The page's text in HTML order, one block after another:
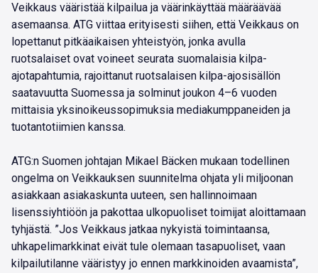
Veikkaus vääristää kilpailua ja väärinkäyttää määräävää
asemaansa. ATG viittaa erityisesti siihen, että Veikkaus on
lopettanut pitkäaikaisen yhteistyön, jonka avulla
ruotsalaiset ovat voineet seurata suomalaisia kilpa-
ajotapahtumia, rajoittanut ruotsalaisen kilpa-ajosisällön
saatavuutta Suomessa ja solminut joukon 4–6 vuoden
mittaisia yksinoikeussopimuksia mediakumppaneiden ja
tuotantotiimien kanssa.
ATG:n Suomen johtajan Mikael Bäcken mukaan todellinen
ongelma on Veikkauksen suunnitelma ohjata yli miljoonan
asiakkaan asiakaskunta uuteen, sen hallinnoimaan
lisenssiyhtiöön ja pakottaa ulkopuoliset toimijat aloittamaan
tyhjästä. ”Jos Veikkaus jatkaa nykyistä toimintaansa,
uhkapelimarkkinat eivät tule olemaan tasapuoliset, vaan
kilpailutilanne vääristyy jo ennen markkinoiden avaamista”,